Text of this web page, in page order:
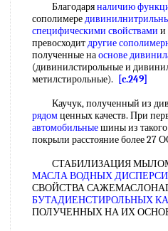
Благодаряналичию
сополимере
специфическими свойствами и
превосходитдругие
полученные наоснове
(дивинилстирольные и
метилстирольные).
[c.249]
Каучук, полученный из
рядомценных качеств. При
автомобильныешины из такого
покрыли расстояние более 27
СТАБИЛИЗАЦИЯ
МАСЛАВОДНЫХ
СВОЙСТВА
БУТАДИЕНСТИРОЛЬНЫХ
ПОЛУЧЕННЫХ НА ИХ